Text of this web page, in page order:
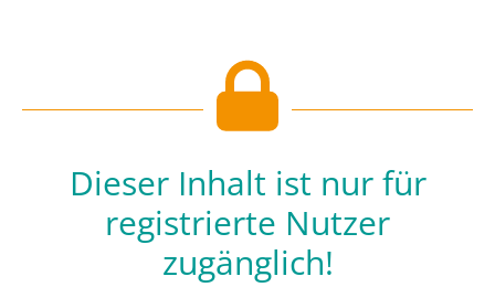
Dieser Inhalt ist nur für
registrierte Nutzer
zugänglich!